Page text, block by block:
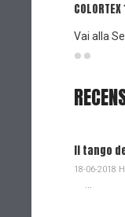
Vai alla
Il tango
18-06-2018
...